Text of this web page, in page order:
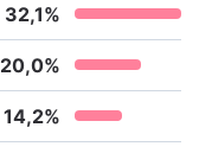
32,1%
20,0%
14,2%